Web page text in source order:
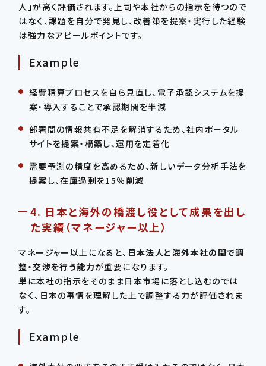
人」が高く評価されます。上司や本社からの指示を待つので
はなく、課題を自分で発見し、改善策を提案・実行した経験
は強力なアピールポイントです。
Example
経費精算プロセスを自ら見直し、電子承認システムを提
案・導入することで承認期間を半減
部署間の情報共有不足を解消するため、社内ポータル
サイトを提案・構築し、運用を定着化
需要予測の精度を高めるため、新しいデータ分析手法を
提案し、在庫過剰を15％削減
4. 日本と海外の橋渡し役として成果を出し
た実績（マネージャー以上）
マネージャー以上になると、 日本法人と海外本社の間で調
整・交渉を行う能力が重要になります。
単に本社の指示をそのまま日本市場に落とし込むのでは
なく、日本の事情を理解した上で調整する力が評価されま
す。
Example